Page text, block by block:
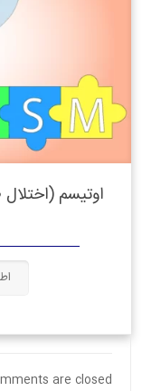
اوتیسم
are closed.